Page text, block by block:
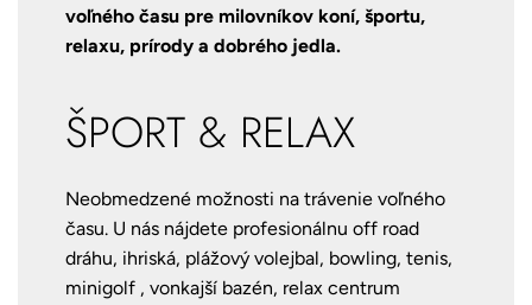
voľného času pre milovníkov koní, športu,
relaxu, prírody a dobrého jedla.
ŠPORT & RELAX
Neobmedzené možnosti na trávenie voľného
času. U nás nájdete profesionálnu off road
dráhu, ihriská, plážový volejbal, bowling, tenis,
minigolf , vonkajší bazén, relax centrum